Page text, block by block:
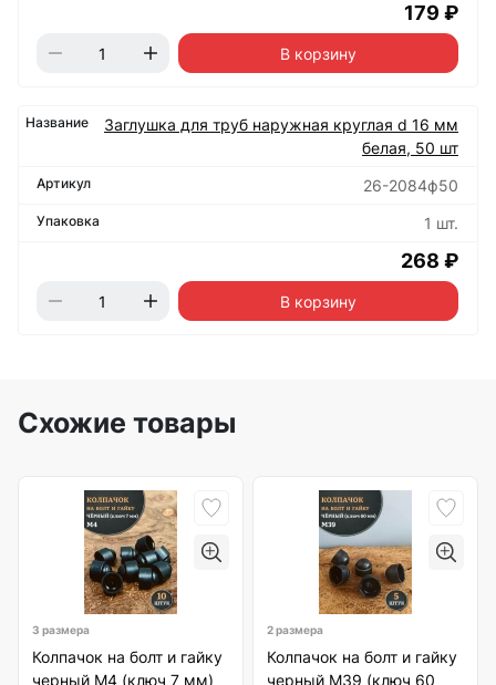
179 ₽
В корзину
Заглушка для труб наружная круглая d 16 мм
белая, 50 шт
26-2084ф50
1 шт.
268 ₽
В корзину
Схожие товары
3 размера
Колпачок на болт и гайку
черный M4 (ключ 7 мм)
2 размера
Колпачок на болт и гайку
черный M39 (ключ 60